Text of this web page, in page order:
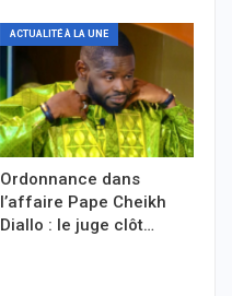
ACTUALITÉ À LA UNE
Ordonnance dans
l’affaire Pape Cheikh
Diallo : le juge clôt…